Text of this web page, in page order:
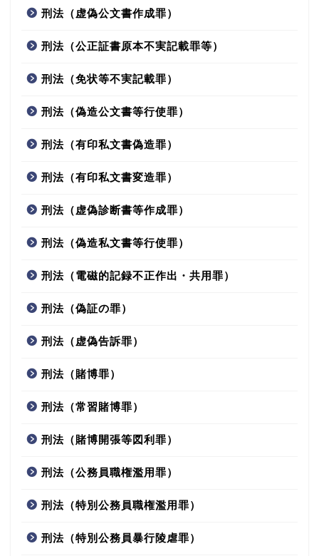
刑法（虚偽公文書作成罪）
刑法（公正証書原本不実記載罪等）
刑法（免状等不実記載罪）
刑法（偽造公文書等行使罪）
刑法（有印私文書偽造罪）
刑法（有印私文書変造罪）
刑法（虚偽診断書等作成罪）
刑法（偽造私文書等行使罪）
刑法（電磁的記録不正作出・共用罪）
刑法（偽証の罪）
刑法（虚偽告訴罪）
刑法（賭博罪）
刑法（常習賭博罪）
刑法（賭博開張等図利罪）
刑法（公務員職権濫用罪）
刑法（特別公務員職権濫用罪）
刑法（特別公務員暴行陵虐罪）